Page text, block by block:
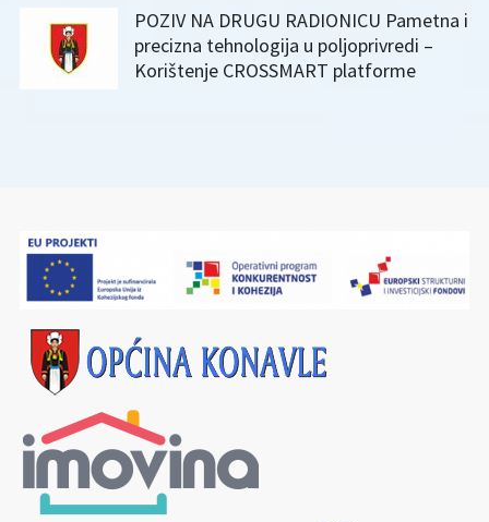
POZIV NA DRUGU RADIONICU Pametna i
precizna tehnologija u poljoprivredi –
Korištenje CROSSMART platforme